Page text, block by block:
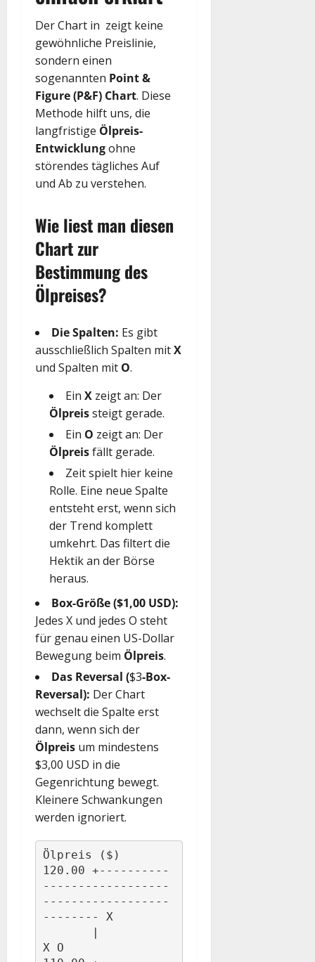
Der Chart in zeigt keine
gewöhnliche Preislinie,
sondern einen
sogenannten Point &
Figure (P&F) Chart. Diese
Methode hilft uns, die
langfristige Ölpreis-
Entwicklungohne
störendes tägliches Auf
und Ab zu verstehen.
Wie liest man diesen
Chart zur
Bestimmung des
Ölpreises?
Die Spalten: Es gibt
ausschließlich Spalten mitX
und Spalten mit O.
Ein X
Ölpreissteigt gerade.
Ein O
Ölpreisfällt gerade.
Zeit spielt hier keine
Rolle. Eine neue Spalte
entsteht erst, wenn sich
der Trend komplett
umkehrt. Das filtert die
Hektik an der Börse
heraus.
Box-Größe ($1,00 USD):
Jedes X und jedes O steht
für genau einen US-Dollar
Bewegung beim Ölpreis.
Das Reversal ($3-Box-
Reversal): Der Chart
wechselt die Spalte erst
Ölpreis um mindestens
$3,00 USD in die
Gegenrichtung bewegt.
Kleinere Schwankungen
werden ignoriert.
Ölpreis ($)
120.00 +----------
------------------
------------------
-------- X
       |
X O